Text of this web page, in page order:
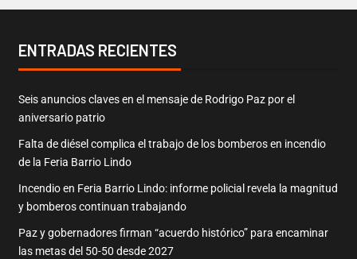
ENTRADAS RECIENTES
Seis anuncios claves en el mensaje de Rodrigo Paz por el
aniversario patrio
Falta de diésel complica el trabajo de los bomberos en incendio
de la Feria Barrio Lindo
Incendio en Feria Barrio Lindo: informe policial revela la magnitud
y bomberos continuan trabajando
Paz y gobernadores firman “acuerdo histórico” para encaminar
las metas del 50-50 desde 2027